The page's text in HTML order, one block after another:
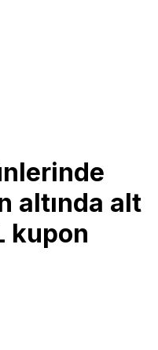
altında alt
kupon